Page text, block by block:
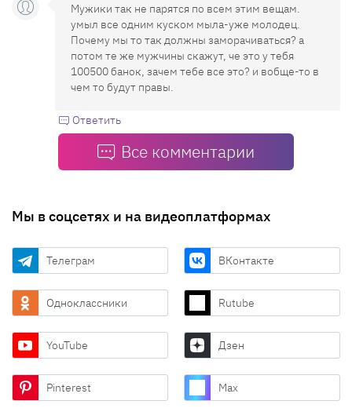
Мужики так не парятся по всем этим вещам.
умыл все одним куском мыла-уже молодец.
Почему мы то так должны заморачиваться? а
потом те же мужчины скажут, че это у тебя
100500 банок, зачем тебе все это? и вобще-то в
чем то будут правы.
Ответить
Все комментарии
Мы в соцсетях и на видеоплатформах
Телеграм ВКонтакте
Одноклассники Rutube
YouTube Дзен
Pinterest Max